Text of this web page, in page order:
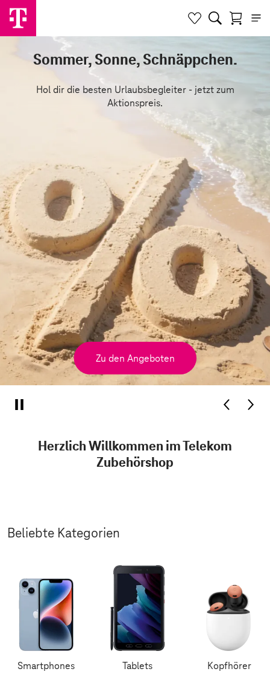
Sommer, Sonne, Schnäppchen.
Hol dir die besten Urlaubsbegleiter - jetzt zum
Aktionspreis.
Zu den Angeboten
Herzlich Willkommen im Telekom
Zubehörshop
Beliebte Kategorien
Smartphones Tablets Kopfhörer